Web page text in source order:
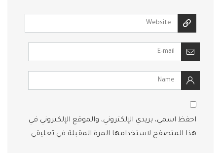
احفظ اسمي، بريدي الإلكتروني، والموقع الإلكتروني في
هذا المتصفح لاستخدامها المرة المقبلة في تعليقي.